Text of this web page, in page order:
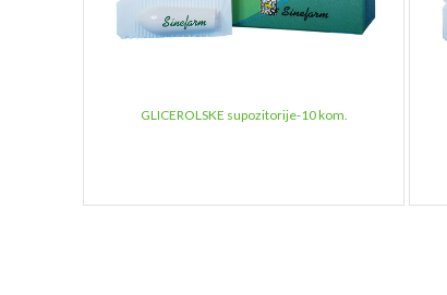
GLICEROLSKE supozitorije-10 kom.